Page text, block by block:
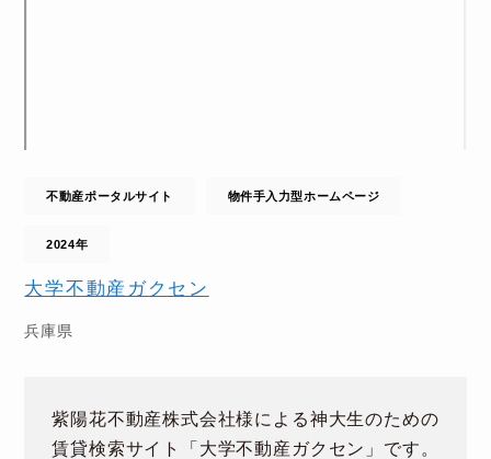
不動産ポータルサイト 物件手入力型ホームページ
2024年
大学不動産ガクセン
兵庫県
紫陽花不動産株式会社様による神大生のための
賃貸検索サイト「大学不動産ガクセン」です。